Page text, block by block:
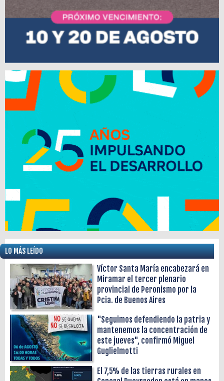
LO MÁS LEÍDO
Víctor Santa María encabezará en
Miramar el tercer plenario
provincial de Peronismo por la
Pcia. de Buenos Aires
"Seguimos defendiendo la patria y
mantenemos la concentración de
este jueves", confirmó Miguel
Guglielmotti
El 7,5% de las tierras rurales en